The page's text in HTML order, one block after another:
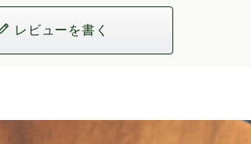
レビューを書く